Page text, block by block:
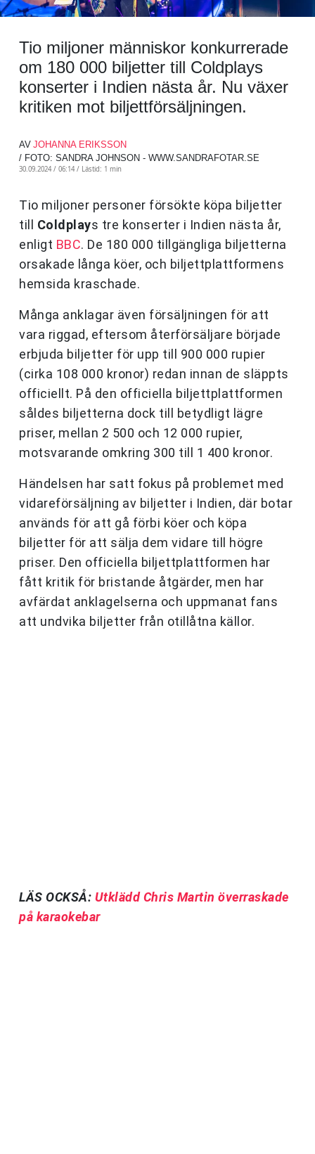
Tio miljoner människor konkurrerade
om 180 000 biljetter till Coldplays
konserter i Indien nästa år. Nu växer
kritiken mot biljettförsäljningen.
AV JOHANNA ERIKSSON
/ FOTO: SANDRA JOHNSON - WWW.SANDRAFOTAR.SE
30.09.2024 / 06:14 / Lästid: 1 min
Tio miljoner personer försökte köpa biljetter
till Coldplays tre konserter i Indien nästa år,
enligt BBC. De 180 000 tillgängliga biljetterna
orsakade långa köer, och biljettplattformens
hemsida kraschade.
Många anklagar även försäljningen för att
vara riggad, eftersom återförsäljare började
erbjuda biljetter för upp till 900 000 rupier
(cirka 108 000 kronor) redan innan de släppts
officiellt. På den officiella biljettplattformen
såldes biljetterna dock till betydligt lägre
priser, mellan 2 500 och 12 000 rupier,
motsvarande omkring 300 till 1 400 kronor.
Händelsen har satt fokus på problemet med
vidareförsäljning av biljetter i Indien, där botar
används för att gå förbi köer och köpa
biljetter för att sälja dem vidare till högre
priser. Den officiella biljettplattformen har
fått kritik för bristande åtgärder, men har
avfärdat anklagelserna och uppmanat fans
att undvika biljetter från otillåtna källor.
LÄS OCKSÅ: Utklädd Chris Martin överraskade
på karaokebar